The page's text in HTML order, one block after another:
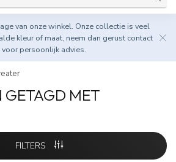
van onze winkel. Onze collectie is veel
kleur of maat, neem dan gerust contact
persoonlijk advies.
GETAGD MET
FILTERS